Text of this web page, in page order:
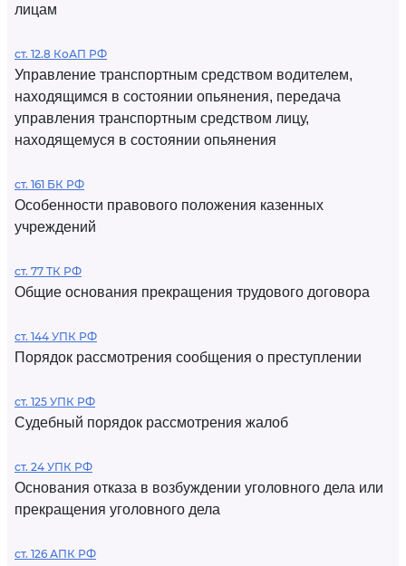
лицам
ст. 12.8 КоАП РФ
Управление транспортным средством водителем,
находящимся в состоянии опьянения, передача
управления транспортным средством лицу,
находящемуся в состоянии опьянения
ст. 161 БК РФ
Особенности правового положения казенных
учреждений
ст. 77 ТК РФ
Общие основания прекращения трудового договора
ст. 144 УПК РФ
Порядок рассмотрения сообщения о преступлении
ст. 125 УПК РФ
Судебный порядок рассмотрения жалоб
ст. 24 УПК РФ
Основания отказа в возбуждении уголовного дела или
прекращения уголовного дела
ст. 126 АПК РФ